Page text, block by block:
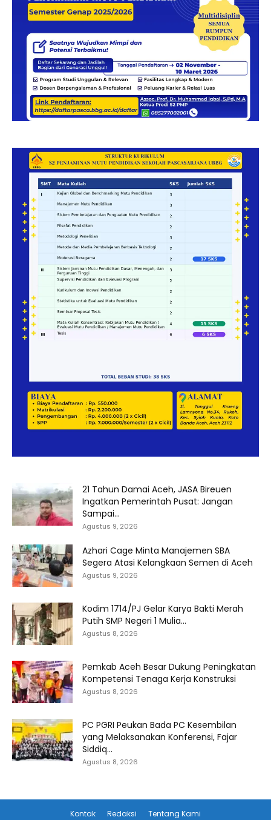
21 Tahun Damai Aceh, JASA Bireuen
Ingatkan Pemerintah Pusat: Jangan
Sampai...
Agustus 9, 2026
Azhari Cage Minta Manajemen SBA
Segera Atasi Kelangkaan Semen di Aceh
Agustus 9, 2026
Kodim 1714/PJ Gelar Karya Bakti Merah
Putih SMP Negeri 1 Mulia...
Agustus 8, 2026
Pemkab Aceh Besar Dukung Peningkatan
Kompetensi Tenaga Kerja Konstruksi
Agustus 8, 2026
PC PGRI Peukan Bada PC Kesembilan
yang Melaksanakan Konferensi, Fajar
Siddiq...
Agustus 8, 2026
Kontak Redaksi Tentang Kami